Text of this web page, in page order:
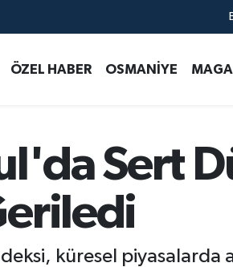
ÖZEL HABER OSMANİYE
Sert
küresel